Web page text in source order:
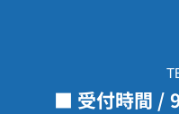
■ 受付時間 /